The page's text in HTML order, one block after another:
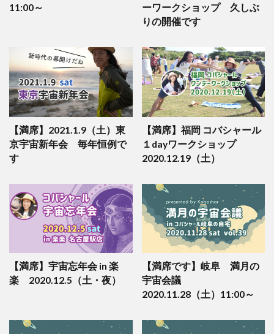
11:00～
ーワークショップ 久しぶ
りの開催です
【満席】2021.1.9（土）東
京宇宙新年会 毎年恒例で
す
【満席】福岡 コバシャール
１dayワークショップ
2020.12.19（土）
【満席】宇宙忘年会 in 楽
楽 2020.12.5（土・夜）
【満席です】岐阜 満月の
宇宙会議
2020.11.28（土）11:00～